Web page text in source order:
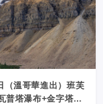
（溫哥華進出）班芙
普塔瀑布+金字塔湖